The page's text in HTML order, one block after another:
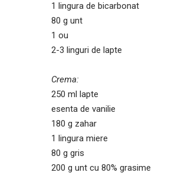
1 lingura de bicarbonat
80 g unt
1 ou
2-3 linguri de lapte
Crema:
250 ml lapte
esenta de vanilie
180 g zahar
1 lingura miere
80 g gris
200 g unt cu 80% grasime